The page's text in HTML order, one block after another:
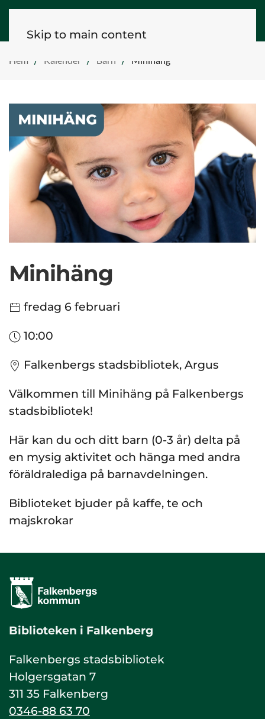
Skip to main content
Hem Kalender Barn Minihäng
Minihäng
fredag 6 februari
10:00
Falkenbergs stadsbibliotek, Argus
Välkommen till Minihäng på Falkenbergs
stadsbibliotek!
Här kan du och ditt barn (0-3 år) delta på
en mysig aktivitet och hänga med andra
föräldralediga på barnavdelningen.
Biblioteket bjuder på kaffe, te och
majskrokar
Biblioteken i Falkenberg
Falkenbergs stadsbibliotek
Holgersgatan 7
311 35 Falkenberg
0346-88 63 70